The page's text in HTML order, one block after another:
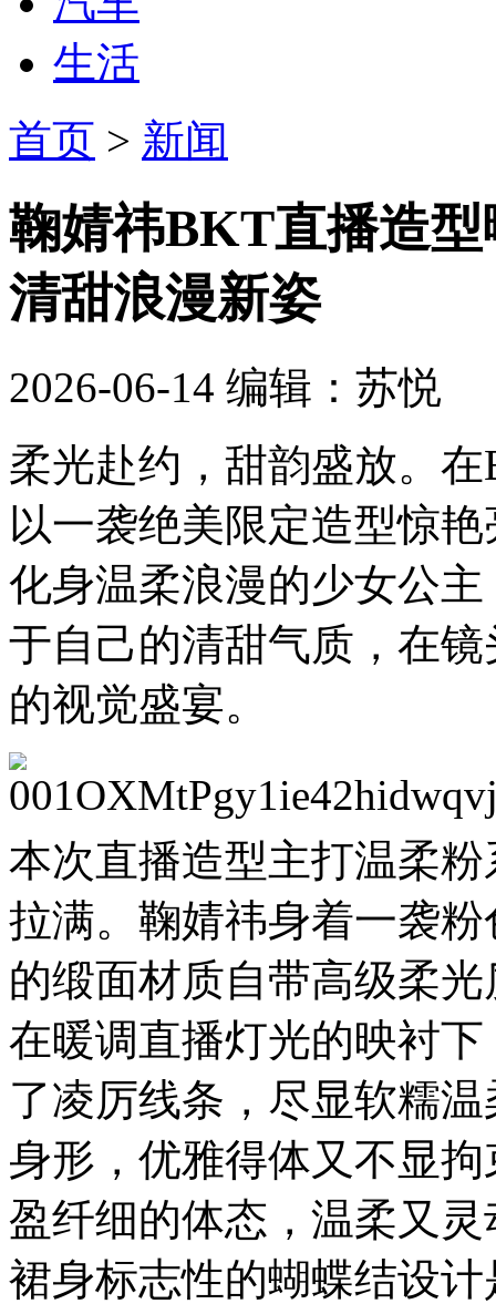
生活
首页 > 新闻
鞠婧祎BKT直播造
清甜浪漫新姿
2026-06-14 编辑：苏悦
柔光赴约，甜韵盛放。
以一袭绝美限定造型惊
化身温柔浪漫的少女公
于自己的清甜气质，在
的视觉盛宴。
本次直播造型主打温柔
拉满。鞠婧祎身着一袭
的缎面材质自带高级柔
在暖调直播灯光的映衬
了凌厉线条，尽显软糯
身形，优雅得体又不显
盈纤细的体态，温柔又灵
裙身标志性的蝴蝶结设